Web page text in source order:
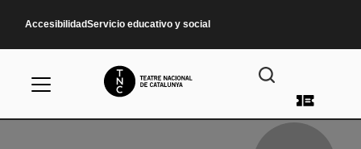
AccesibilidadServicio educativo y social
Menú